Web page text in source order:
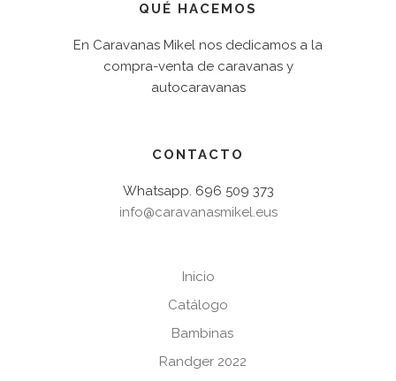
QUÉ HACEMOS
En Caravanas Mikel nos dedicamos a la
compra-venta de caravanas y
autocaravanas
CONTACTO
Whatsapp. 696 509 373
info@caravanasmikel.eus
Inicio
Catálogo
Bambinas
Randger 2022